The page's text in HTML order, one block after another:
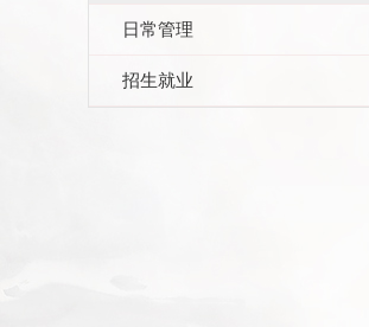
日常管理
招生就业